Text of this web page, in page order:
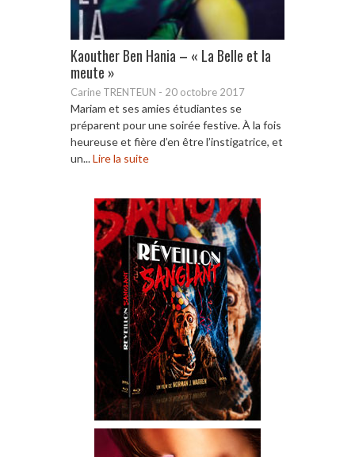
Kaouther Ben Hania – « La Belle et la
meute »
Carine TRENTEUN - 20 octobre 2017
Mariam et ses amies étudiantes se
préparent pour une soirée festive. À la fois
heureuse et fière d’en être l’instigatrice, et
un...Lire la suite